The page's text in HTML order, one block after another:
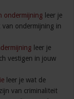
ondermijning leer je
ondermijning in
leer je
vestigen in jouw
leer je wat de
van criminaliteit